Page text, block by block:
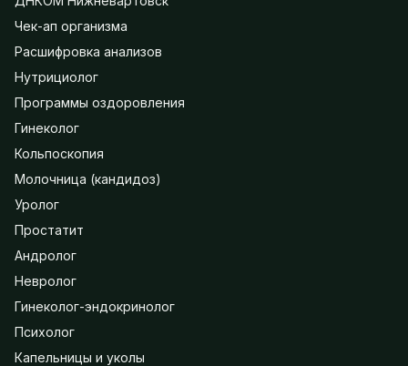
Чек-ап организма
Расшифровка анализов
Нутрициолог
Программы оздоровления
Гинеколог
Кольпоскопия
Молочница (кандидоз)
Уролог
Простатит
Андролог
Невролог
Гинеколог-эндокринолог
Психолог
Капельницы и уколы